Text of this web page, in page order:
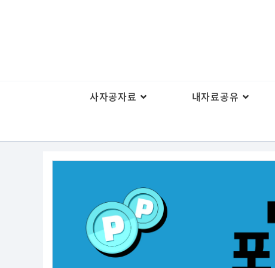
사자공자료 내자료공유